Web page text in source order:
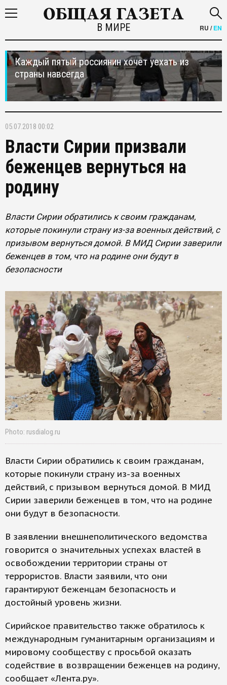
В МИРЕ RU /EN
Каждый пятый россиянин хочет уехать из
страны навсегда
05.07.2018 00:02
Власти Сирии призвали
беженцев вернуться на
родину
Власти Сирии обратились к своим гражданам,
которые покинули страну из-за военных действий, с
призывом вернуться домой. В МИД Сирии заверили
беженцев в том, что на родине они будут в
безопасности
Photo: rusdialog.ru
Власти Сирии обратились к своим гражданам,
которые покинули страну из-за военных
действий, с призывом вернуться домой. В МИД
Сирии заверили беженцев в том, что на родине
они будут в безопасности.
В заявлении внешнеполитического ведомства
говорится о значительных успехах властей в
освобождении территории страны от
террористов. Власти заявили, что они
гарантируют беженцам безопасность и
достойный уровень жизни.
Сирийское правительство также обратилось к
международным гуманитарным организациям и
мировому сообществу с просьбой оказать
содействие в возвращении беженцев на родину,
сообщает «Лента.ру».